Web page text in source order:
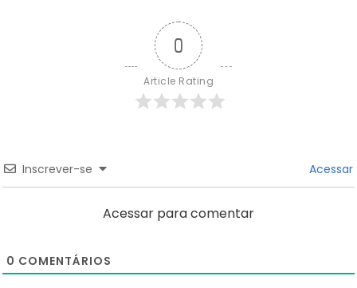
0
Article Rating
Inscrever-se Acessar
Acessar para comentar
0 COMENTÁRIOS